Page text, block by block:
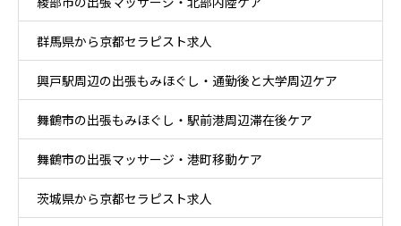
群馬県から京都セラピスト求人
興戸駅周辺の出張もみほぐし・通勤後と大学周辺ケア
舞鶴市の出張もみほぐし・駅前港周辺滞在後ケア
舞鶴市の出張マッサージ・港町移動ケア
茨城県から京都セラピスト求人